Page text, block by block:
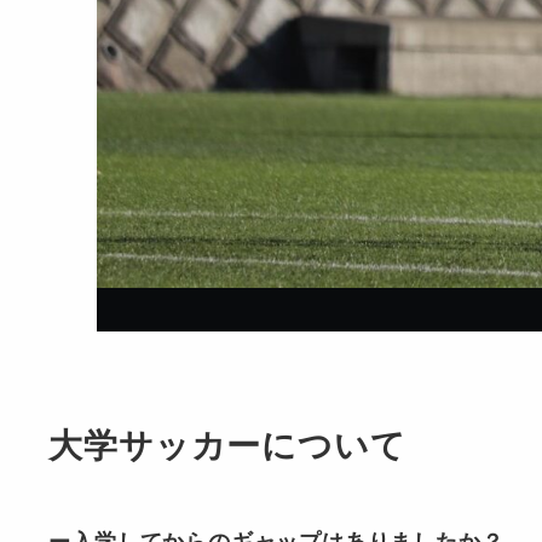
大学サッカーについて